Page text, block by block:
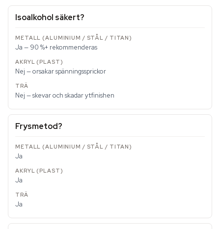
Isoalkohol säkert?
Ja — 90 %+ rekommenderas
Nej — orsakar spänningssprickor
Nej — skevar och skadar ytfinishen
Frysmetod?
Ja
Ja
Ja